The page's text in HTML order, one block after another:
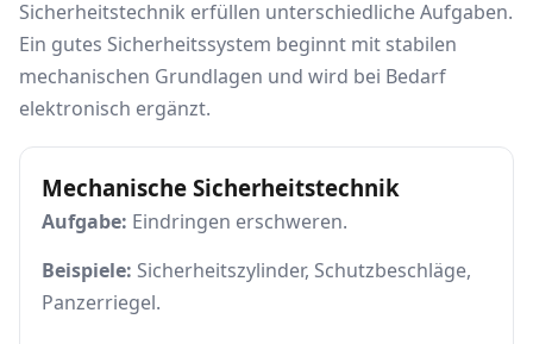
Sicherheitstechnik erfüllen unterschiedliche Aufgaben.
Ein gutes Sicherheitssystem beginnt mit stabilen
mechanischen Grundlagen und wird bei Bedarf
elektronisch ergänzt.
Mechanische Sicherheitstechnik
Aufgabe: Eindringen erschweren.
Beispiele: Sicherheitszylinder, Schutzbeschläge,
Panzerriegel.